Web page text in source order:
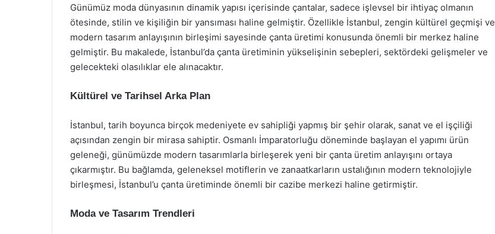
Günümüz moda dünyasının dinamik yapısı içerisinde çantalar, sadece işlevsel bir ihtiyaç olmanın
ötesinde, stilin ve kişiliğin bir yansıması haline gelmiştir. Özellikle İstanbul, zengin kültürel geçmişi ve
modern tasarım anlayışının birleşimi sayesinde çanta üretimi konusunda önemli bir merkez haline
gelmiştir. Bu makalede, İstanbul’da çanta üretiminin yükselişinin sebepleri, sektördeki gelişmeler ve
gelecekteki olasılıklar ele alınacaktır.
Kültürel ve Tarihsel Arka Plan
İstanbul, tarih boyunca birçok medeniyete ev sahipliği yapmış bir şehir olarak, sanat ve el işçiliği
açısından zengin bir mirasa sahiptir. Osmanlı İmparatorluğu döneminde başlayan el yapımı ürün
geleneği, günümüzde modern tasarımlarla birleşerek yeni bir çanta üretim anlayışını ortaya
çıkarmıştır. Bu bağlamda, geleneksel motiflerin ve zanaatkarların ustalığının modern teknolojiyle
birleşmesi, İstanbul’u çanta üretiminde önemli bir cazibe merkezi haline getirmiştir.
Moda ve Tasarım Trendleri